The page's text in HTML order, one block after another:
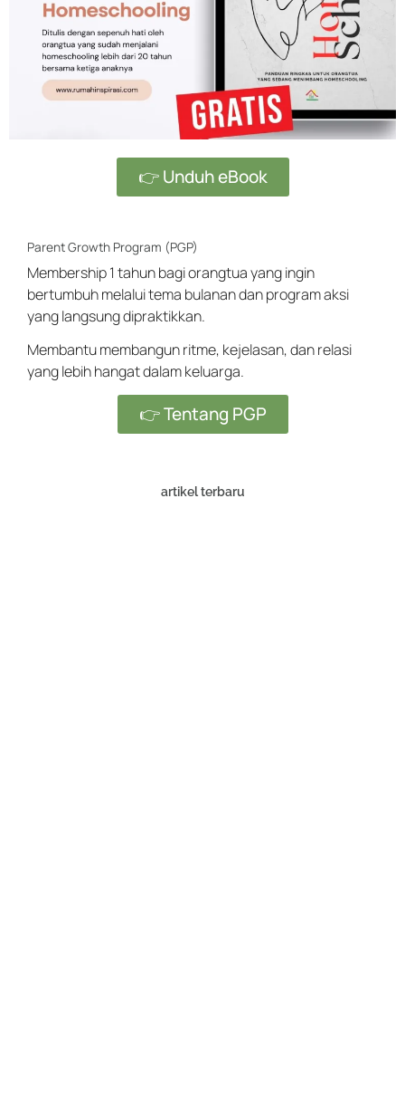
👉 Unduh eBook
Parent Growth Program (PGP)
Membership 1 tahun bagi orangtua yang ingin
bertumbuh melalui tema bulanan dan program aksi
yang langsung dipraktikkan.
Membantu membangun ritme, kejelasan, dan relasi
yang lebih hangat dalam keluarga.
👉 Tentang PGP
artikel terbaru